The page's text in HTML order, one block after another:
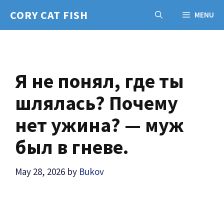
CORY CAT FISH MENU
Я не понял, где ты
шлялась? Почему
нет ужина? — муж
был в гневе.
May 28, 2026 by Bukov